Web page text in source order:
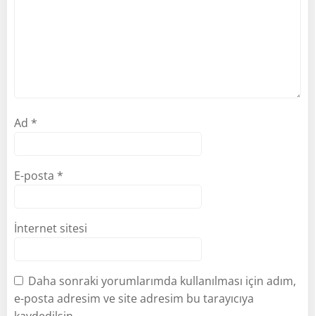
Ad *
E-posta *
İnternet sitesi
Daha sonraki yorumlarımda kullanılması için adım,
e-posta adresim ve site adresim bu tarayıcıya